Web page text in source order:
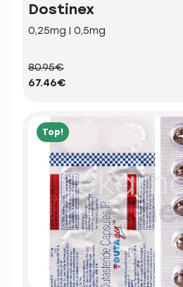
Dostinex
0,25mg | 0,5mg
80.95€
67.46€
Top!